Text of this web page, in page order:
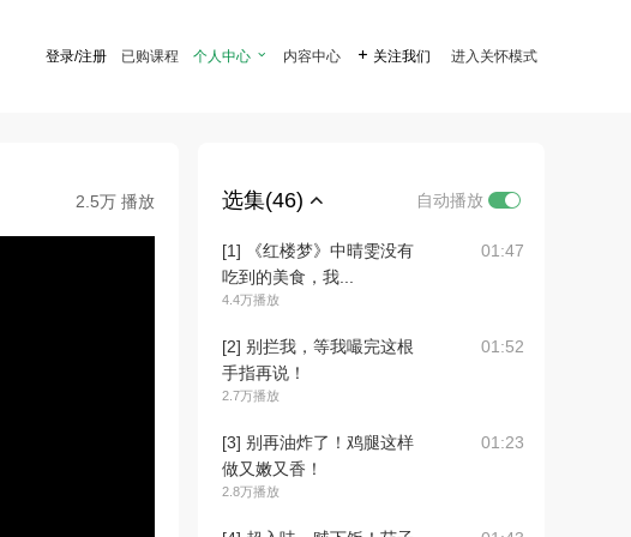
登录/注册 已购课程 个人中心  内容中心  关注我们 进入关怀模式
2.5万 播放 选集(46) 自动播放
[1] 《红楼梦》中晴雯没有
吃到的美食，我...
4.4万播放
01:47
[2] 别拦我，等我嘬完这根
手指再说！
2.7万播放
01:52
[3] 别再油炸了！鸡腿这样
做又嫩又香！
2.8万播放
01:23